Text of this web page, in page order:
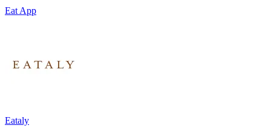
Eat App
Eataly